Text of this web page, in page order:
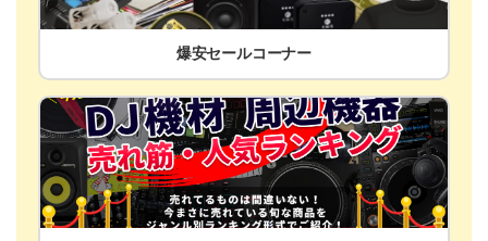
爆安セールコーナー